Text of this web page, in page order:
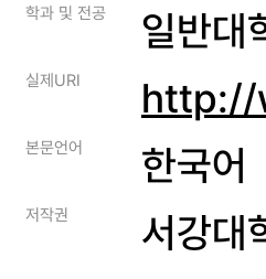
학과 및 전공 일반대
실제URI
본문언어 한국어
저작권 서강대